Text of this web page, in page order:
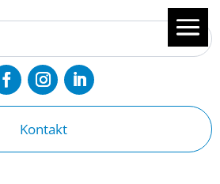
Kontakt